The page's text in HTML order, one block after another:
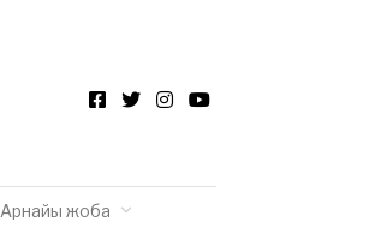
Арнайы жоба